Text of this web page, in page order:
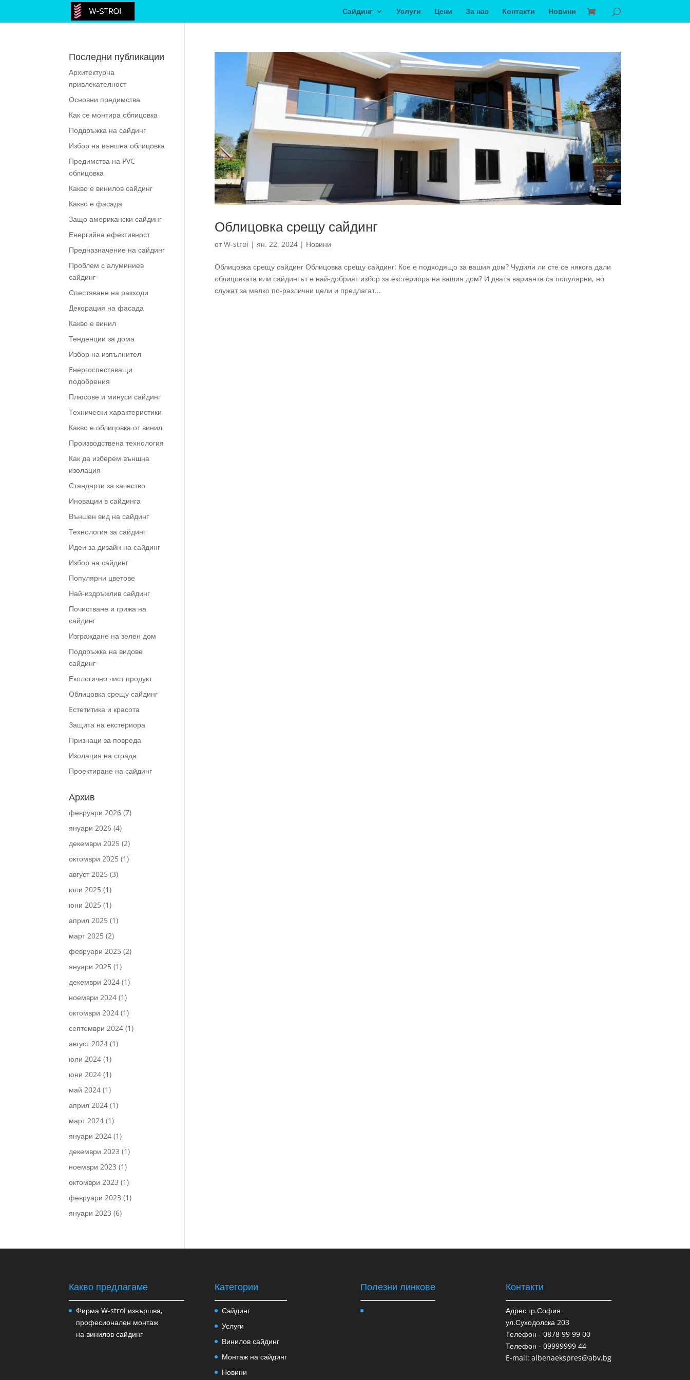
Сайдинг Услуги Цени За нас Контакти Новини
Облицовка срещу сайдинг
отW-stroi | ян. 22, 2024| Новини
Облицовка срещу сайдинг Облицовка срещу сайдинг: Кое е подходящо за вашия дом? Чудили ли сте се някога дали
облицовката или сайдингът е най-добрият избор за екстериора на вашия дом? И двата варианта са популярни, но
служат за малко по-различни цели и предлагат...
Последни публикации
Архитектурна
привлекателност
Основни предимства
Как се монтира облицовка
Поддръжка на сайдинг
Избор на външна облицовка
Предимства на PVC
облицовка
Какво е винилов сайдинг
Какво е фасада
Защо американски сайдинг
Енергийна ефективност
Предназначение на сайдинг
Проблем с алуминиев
сайдинг
Спестяване на разходи
Декорация на фасада
Какво е винил
Тенденции за дома
Избор на изпълнител
Eнергоспестяващи
подобрения
Плюсове и минуси сайдинг
Технически характеристики
Какво е облицовка от винил
Производствена технология
Как да изберем външна
изолация
Стандарти за качество
Иновации в сайдинга
Външен вид на сайдинг
Технология за сайдинг
Идеи за дизайн на сайдинг
Избор на сайдинг
Популярни цветове
Най-издръжлив сайдинг
Почистване и грижа на
сайдинг
Изграждане на зелен дом
Поддръжка на видове
сайдинг
Екологично чист продукт
Облицовка срещу сайдинг
Eстетитика и красота
Защита на екстериора
Признаци за повреда
Изолация на сграда
Проектиране на сайдинг
Архив
февруари 2026 (7)
януари 2026 (4)
декември 2025 (2)
октомври 2025 (1)
август 2025 (3)
юли 2025 (1)
юни 2025 (1)
април 2025 (1)
март 2025 (2)
февруари 2025 (2)
януари 2025 (1)
декември 2024 (1)
ноември 2024 (1)
октомври 2024 (1)
септември 2024 (1)
август 2024 (1)
юли 2024 (1)
юни 2024 (1)
май 2024 (1)
април 2024 (1)
март 2024 (1)
януари 2024 (1)
декември 2023 (1)
ноември 2023 (1)
октомври 2023 (1)
февруари 2023 (1)
януари 2023 (6)
Какво предлагаме
Фирма W-stroi извършва,
професионален монтаж
на винилов сайдинг
Категории
Сайдинг
Услуги
Винилов сайдинг
Монтаж на сайдинг
Новини
Полезни линкове Контакти
Адрес гр.София
ул.Суходолска 203
Телефон - 0878 99 99 00
Телефон - 09999999 44
E-mail: albenaekspres@abv.bg